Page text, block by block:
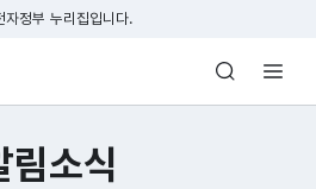
본문 바로가기
정부 누리집입니다.
위원회 Korea Media
림소식